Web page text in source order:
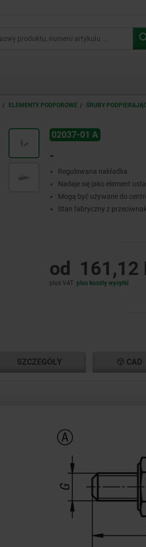
ELEMENTY PODPOROWE ŚRUBY
02037-01 A
-
Regulowana nakładka
Nadaje się jako element
Mogą być używane do
Stan fabryczny z
od 161,12
plus VAT plus koszty wysyłki
SZCZEGÓŁY CAD